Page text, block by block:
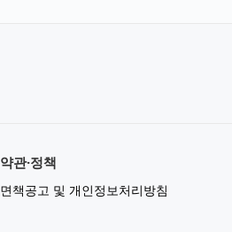
약관·정책
면책공고 및 개인정보처리방침